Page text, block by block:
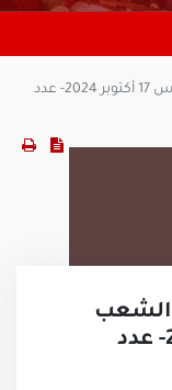
اجتماع مكتب مجلس نواب الشعب يوم الخميس 17 أكتوبر 2024- عدد
الشعب
يوم الخميس 17 أكتوبر 2024- عدد